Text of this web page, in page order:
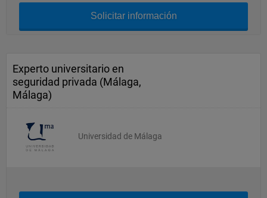
Solicitar información
Experto universitario en
seguridad privada (Málaga,
Málaga)
Universidad de Málaga